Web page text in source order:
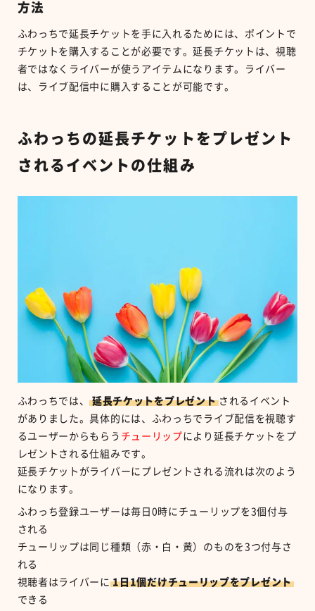
方法
ふわっちで延長チケットを手に入れるためには、ポイントで
チケットを購入することが必要です。延長チケットは、視聴
者ではなくライバーが使うアイテムになります。ライバー
は、ライブ配信中に購入することが可能です。
ふわっちの延長チケットをプレゼント
されるイベントの仕組み
ふわっちでは、 延長チケットをプレゼント されるイベント
がありました。具体的には、ふわっちでライブ配信を視聴す
るユーザーからもらう チューリップにより延長チケットをプ
レゼントされる仕組みです。
延長チケットがライバーにプレゼントされる流れは次のよう
になります。
ふわっち登録ユーザーは毎日 0 時にチューリップを 3個付与
される
チューリップは同じ種類（赤・白・黄）のものを 3 つ付与さ
れる
視聴者はライバーに 1日1個だけチューリップをプレゼント
できる